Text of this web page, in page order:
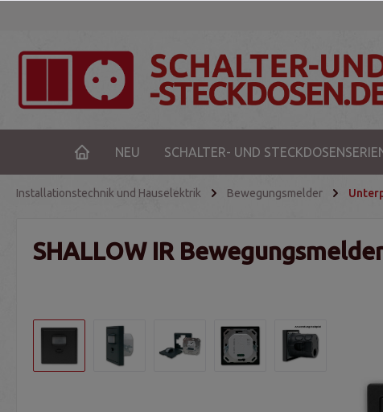
NEU SCHALTER- UND
Installationstechnik und Hauselektrik Bewegungsmelder
SHALLOW IR